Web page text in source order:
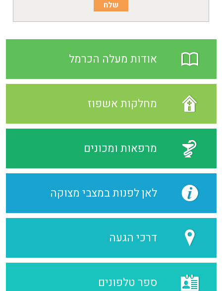
אודות מעלה הכרמל
מחלקות אשפוז
מרפאות ומכונים
לאן לפנות במצבי מצוקה
דרכי הגעה
ספר טלפונים